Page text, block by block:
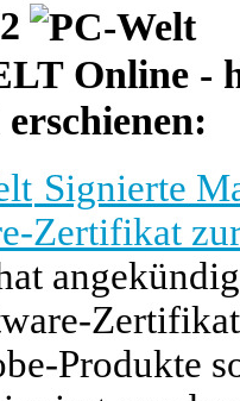
Online -
Signierte
Zertifikat
Produkte